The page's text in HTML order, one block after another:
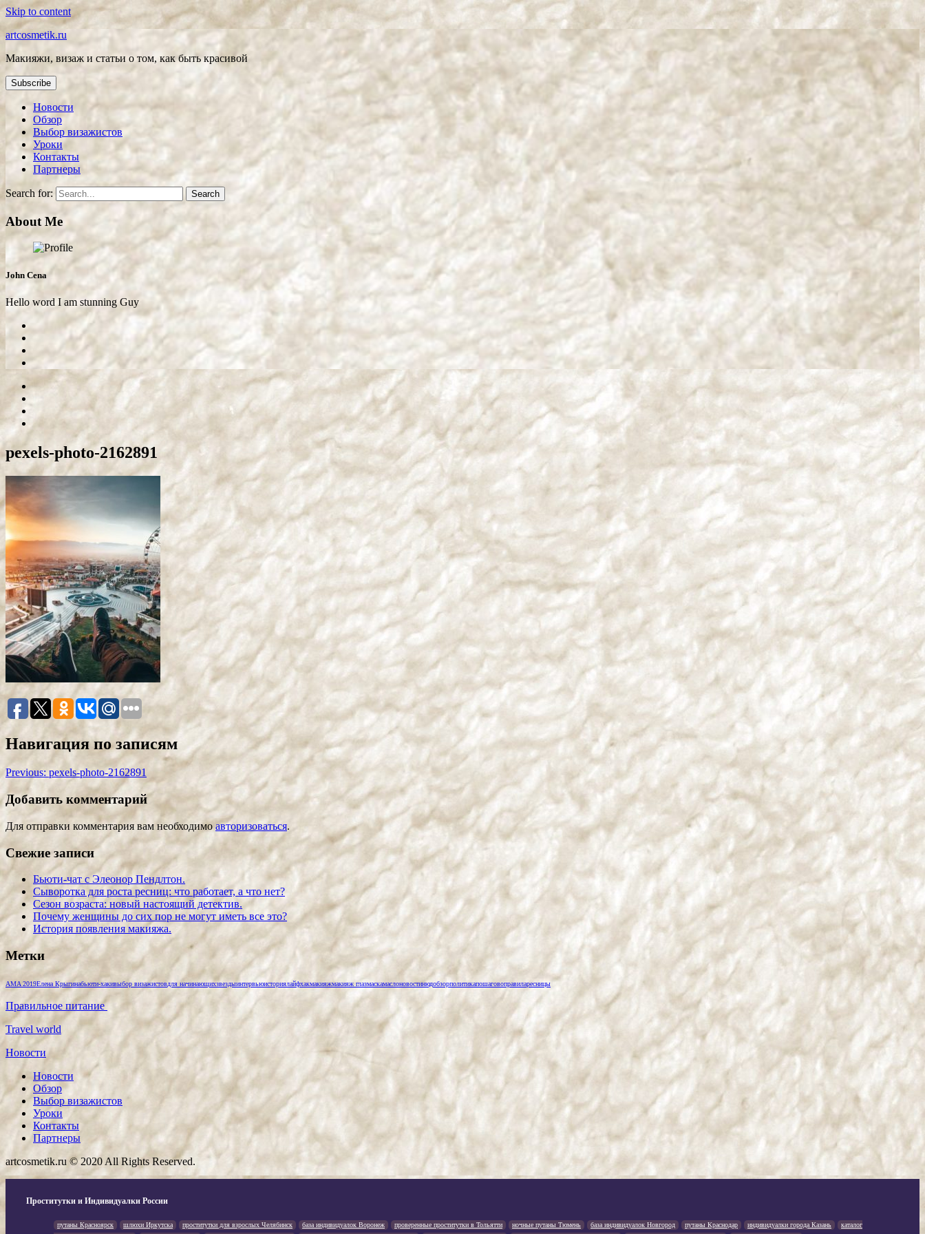
Skip to content
artcosmetik.ru
Макияжи, визаж и статьи о том, как быть красивой
Subscribe
Новости
Обзор
Выбор визажистов
Уроки
Контакты
Партнеры
Search for:
About Me
John Cena
Hello word I am stunning Guy
pexels-photo-2162891
Навигация по записям
Previous: pexels-photo-2162891
Добавить комментарий
Для отправки комментария вам необходимо авторизоваться.
Свежие записи
Бьюти-чат с Элеонор Пендлтон.
Сыворотка для роста ресниц: что работает, а что нет?
Сезон возраста: новый настоящий детектив.
Почему женщины до сих пор не могут иметь все это?
История появления макияжа.
Метки
AMA 2019Елена Крыгинабьюти-хакивыбор визажистовдля начинающихзвездыинтервьюисториялайфхакмакияжмакияж глазмаскамаслоновостинюдобзорполитикапошаговоправиларесницы
Правильное питание
Travel world
Новости
Новости
Обзор
Выбор визажистов
Уроки
Контакты
Партнеры
artcosmetik.ru © 2020 All Rights Reserved.
Проститутки и Индивидуалки России
путаны Красноярск шлюхи Иркутска проститутки для взрослых Челябинск база индивидуалок Воронеж проверенные проститутки в Тольятти ночные путаны Тюмень база индивидуалок Новгород путаны Краснодар индивидуалки города Казань
каталог